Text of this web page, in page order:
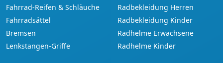
Fahrrad-Reifen & Schläuche
Fahrradsättel
Bremsen
Lenkstangen-Griffe
Radbekleidung Herren
Radbekleidung Kinder
Radhelme Erwachsene
Radhelme Kinder